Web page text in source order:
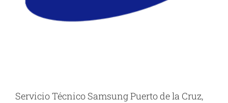
Servicio Técnico Samsung Puerto de la Cruz,